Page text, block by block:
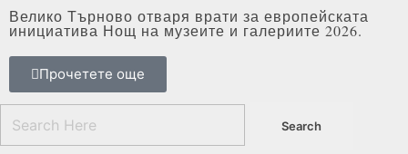
Велико Търново отваря врати за европейската
инициатива Нощ на музеите и галериите 2026.
Прочетете още